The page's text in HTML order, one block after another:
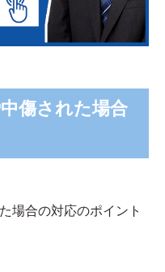
傷された場合
場合の対応のポイント